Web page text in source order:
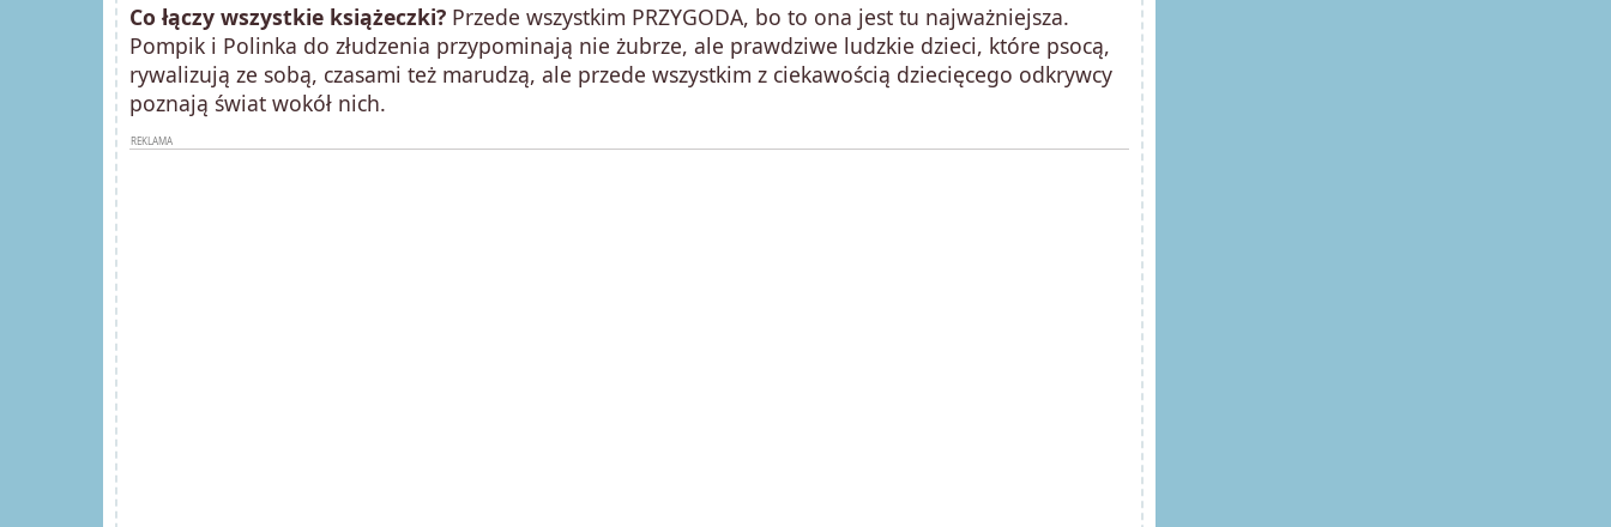
Co łączy wszystkie książeczki? Przede wszystkim PRZYGODA, bo to ona jest tu najważniejsza.
Pompik i Polinka do złudzenia przypominają nie żubrze, ale prawdziwe ludzkie dzieci, które psocą,
rywalizują ze sobą, czasami też marudzą, ale przede wszystkim z ciekawością dziecięcego odkrywcy
poznają świat wokół nich.